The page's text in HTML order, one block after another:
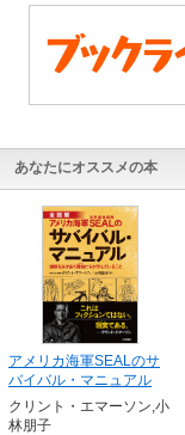
あなたにオススメの本
アメリカ海軍SEALのサ
バイバル・マニュアル
クリント・エマーソン,小
林朋子